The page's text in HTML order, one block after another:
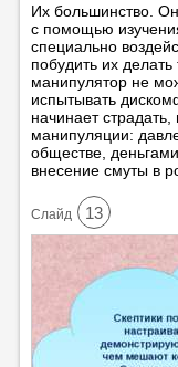
Их большинство.
с помощью
специально
побудить их
манипулятор не
испытывать
начинает
манипуляции:
обществе,
внесение смуты в
Cлайд 13